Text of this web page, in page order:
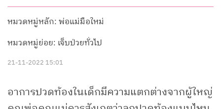
หมวดหมู่หลัก: พ่อแม่มือใหม่
หมวดหมู่ย่อย: เจ็บป่วยทั่วไป
21-11-2022 15:01
อาการปวดท้องในเด็กมีความแตกต่างจากผู้ใหญ่